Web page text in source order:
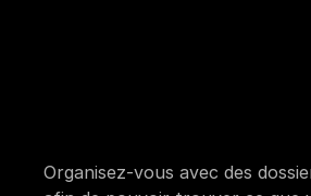
générale.
Organisez-vous avec des